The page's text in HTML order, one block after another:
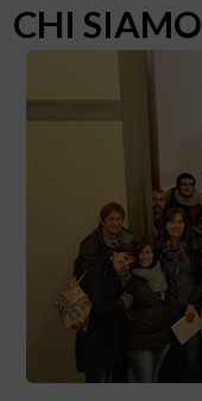
CHI SIAMO